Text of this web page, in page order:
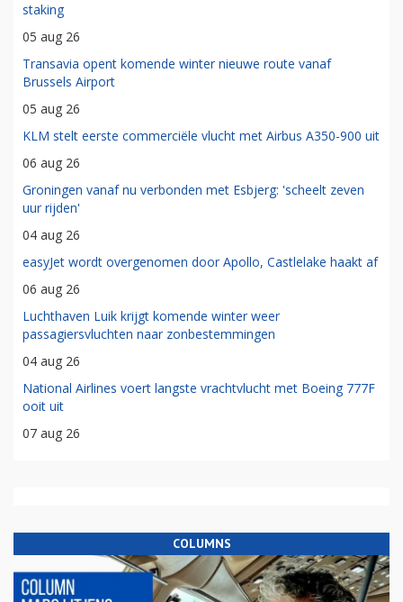
staking
05 aug 26
Transavia opent komende winter nieuwe route vanaf
Brussels Airport
05 aug 26
KLM stelt eerste commerciële vlucht met Airbus A350-900 uit
06 aug 26
Groningen vanaf nu verbonden met Esbjerg: 'scheelt zeven
uur rijden'
04 aug 26
easyJet wordt overgenomen door Apollo, Castlelake haakt af
06 aug 26
Luchthaven Luik krijgt komende winter weer
passagiersvluchten naar zonbestemmingen
04 aug 26
National Airlines voert langste vrachtvlucht met Boeing 777F
ooit uit
07 aug 26
COLUMNS